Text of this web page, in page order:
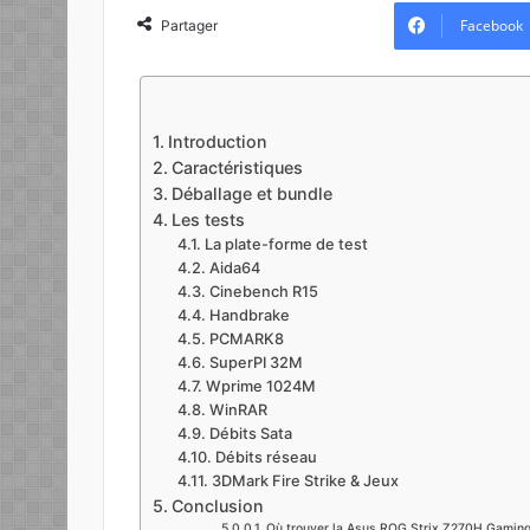
o
X
Partager Facebook
Introduction
Caractéristiques
Déballage et bundle
Les tests
La plate-forme de test
Aida64
Cinebench R15
Handbrake
PCMARK8
SuperPI 32M
Wprime 1024M
WinRAR
Débits Sata
Débits réseau
3DMark Fire Strike & Jeux
Conclusion